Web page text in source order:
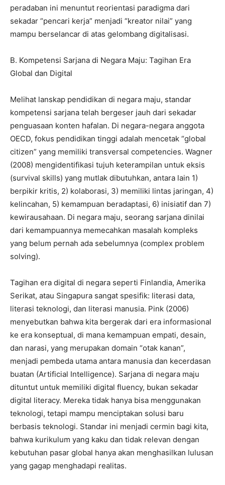
peradaban ini menuntut reorientasi paradigma dari
sekadar “pencari kerja” menjadi “kreator nilai” yang
mampu berselancar di atas gelombang digitalisasi.
​B. Kompetensi Sarjana di Negara Maju: Tagihan Era
Global dan Digital
​Melihat lanskap pendidikan di negara maju, standar
kompetensi sarjana telah bergeser jauh dari sekadar
penguasaan konten hafalan. Di negara-negara anggota
OECD, fokus pendidikan tinggi adalah mencetak “global
citizen” yang memiliki transversal competencies. Wagner
(2008) mengidentifikasi tujuh keterampilan untuk eksis
(survival skills) yang mutlak dibutuhkan, antara lain 1)
berpikir kritis, 2) kolaborasi, 3) memiliki lintas jaringan, 4)
kelincahan, 5) kemampuan beradaptasi, 6) inisiatif dan 7)
kewirausahaan. Di negara maju, seorang sarjana dinilai
dari kemampuannya memecahkan masalah kompleks
yang belum pernah ada sebelumnya (complex problem
solving).
​Tagihan era digital di negara seperti Finlandia, Amerika
Serikat, atau Singapura sangat spesifik: literasi data,
literasi teknologi, dan literasi manusia. Pink (2006)
menyebutkan bahwa kita bergerak dari era informasional
ke era konseptual, di mana kemampuan empati, desain,
dan narasi, yang merupakan domain “otak kanan”,
menjadi pembeda utama antara manusia dan kecerdasan
buatan (Artificial Intelligence). Sarjana di negara maju
dituntut untuk memiliki digital fluency, bukan sekadar
digital literacy. Mereka tidak hanya bisa menggunakan
teknologi, tetapi mampu menciptakan solusi baru
berbasis teknologi. Standar ini menjadi cermin bagi kita,
bahwa kurikulum yang kaku dan tidak relevan dengan
kebutuhan pasar global hanya akan menghasilkan lulusan
yang gagap menghadapi realitas.